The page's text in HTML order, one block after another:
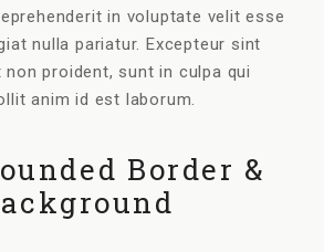
in voluptate velit esse
nulla pariatur. Excepteur sint
proident, sunt in culpa qui
anim id est laborum.
Border &